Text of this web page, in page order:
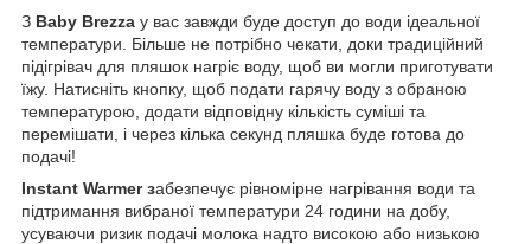
З Baby Brezza у вас завжди буде доступ до води ідеальної
температури. Більше не потрібно чекати, доки традиційний
підігрівач для пляшок нагріє воду, щоб ви могли приготувати
їжу. Натисніть кнопку, щоб подати гарячу воду з обраною
температурою, додати відповідну кількість суміші та
перемішати, і через кілька секунд пляшка буде готова до
подачі!
Instant Warmer забезпечує рівномірне нагрівання води та
підтримання вибраної температури 24 години на добу,
усуваючи ризик подачі молока надто високою або низькою